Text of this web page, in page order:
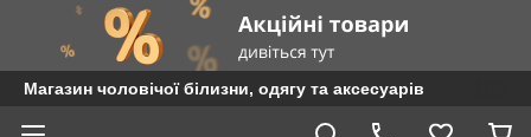
Магазин чоловічої білизни, одягу та аксесуарів